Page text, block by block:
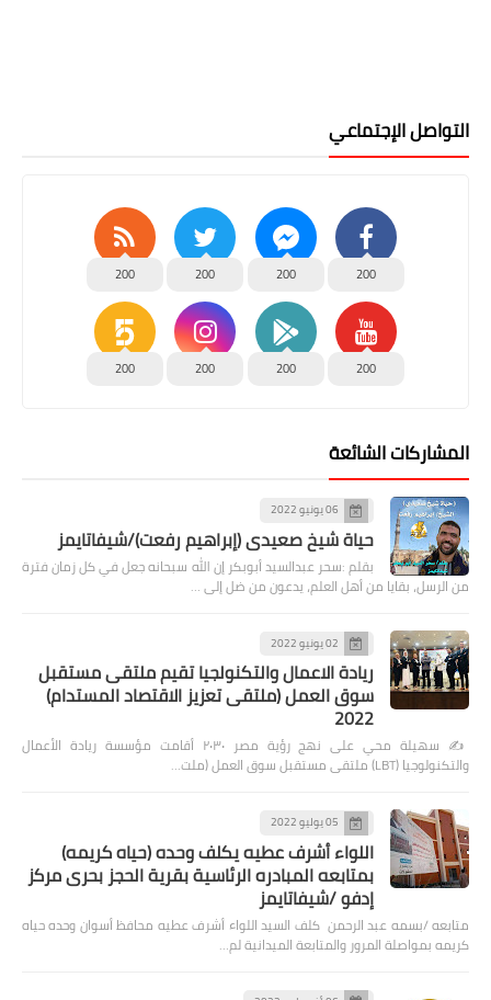
التواصل الإجتماعي
200
200
200
200
200
200
200
200
المشاركات الشائعة
06 يونيو 2022
حياة شيخ صعيدى (إبراهيم رفعت)/شيفاتايمز
بقلم :سحر عبدالسيد أبوبكر إن الله سبحانه جعل في كل زمان فترة
من الرسل، بقايا من أهل العلم، يدعون من ضل إلى …
02 يونيو 2022
ريادة الاعمال والتكنولجيا تقيم ملتقى مستقبل
سوق العمل (ملتقى تعزيز الاقتصاد المستدام)
2022
✍️ سهيلة محي على نهج رؤية مصر ٢٠٣٠ أقامت مؤسسة ريادة الأعمال
والتكنولوجيا (LBT) ملتقى مستقبل سوق العمل (ملت…
05 يوليو 2022
اللواء أشرف عطيه يكلف وحده (حياه كريمه)
بمتابعه المبادره الرئاسية بقرية الحجز بحرى مركز
إدفو /شيفاتايمز
متابعه /بسمه عبد الرحمن كلف السيد اللواء أشرف عطيه محافظ أسوان وحده حياه
كريمه بمواصلة المرور والمتابعة الميدانية لم…